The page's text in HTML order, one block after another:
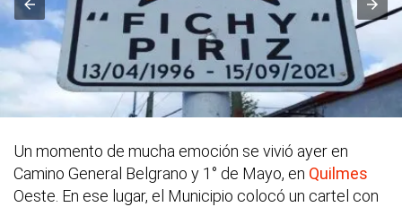
Un momento de mucha emoción se vivió ayer en
Camino General Belgrano y 1° de Mayo, en Quilmes
Oeste. En ese lugar, el Municipio colocó un cartel con